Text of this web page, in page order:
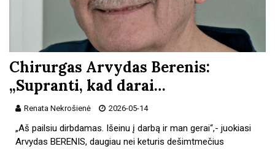
Chirurgas Arvydas Berenis:
„Supranti, kad darai…
Renata Nekrošienė 2026-05-14
„Aš pailsiu dirbdamas. Išeinu į darbą ir man gerai“,- juokiasi
Arvydas BERENIS, daugiau nei keturis dešimtmečius